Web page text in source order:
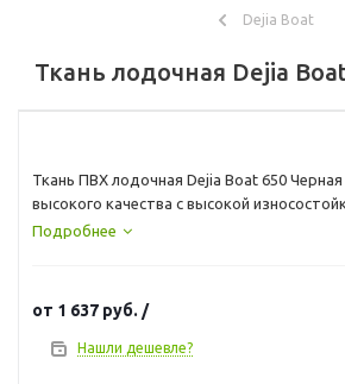
Dejia Boat
Ткань лодочная Dejia
Ткань ПВХ лодочная Dejia Boat 650
высокого качества с высокой
прочная. Ширина рулона 218 см до -40
Подробнее
от 1 637 руб. /
Нашли дешевле?